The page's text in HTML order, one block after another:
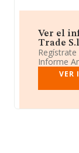
Ver el
Trade
Informe
VER